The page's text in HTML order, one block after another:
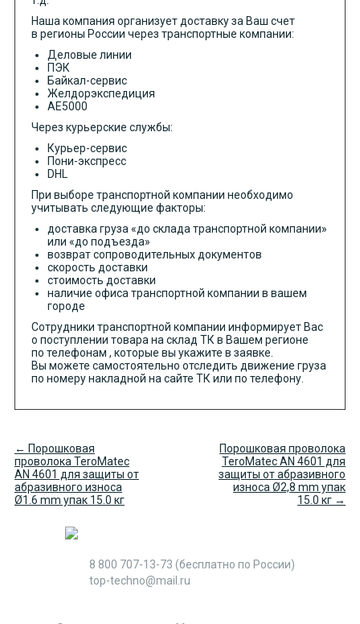
Наша компания организует доставку за Ваш счет
в регионы России через транспортные компании:
Деловые линии
ПЭК
Байкал-сервис
Желдорэкспедиция
АЕ5000
Через курьерские службы:
Курьер-сервис
Пони-экспресс
DHL
При выборе транспортной компании необходимо
учитывать следующие факторы:
доставка груза «до склада транспортной компании»
или «до подъезда»
возврат сопроводительных документов
скорость доставки
стоимость доставки
наличие офиса транспортной компании в вашем
городе
Сотрудники транспортной компании информирует Вас
о поступлении товара на склад ТК в Вашем регионе
по телефонам , которые вы укажите в заявке.
Вы можете самостоятельно отследить движение груза
по номеру накладной на сайте ТК или по телефону.
← Порошковая
проволока TeroMatec
AN 4601 для защиты от
абразивного износа
Ø1.6 mm упак 15.0 кг
Порошковая проволока
TeroMatec AN 4601 для
защиты от абразивного
износа Ø2,8 mm упак
15.0 кг →
8 800 707-13-73 (бесплатно по России)
top-techno@mail.ru